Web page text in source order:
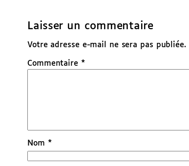
Laisser un commentaire
Votre adresse e-mail ne sera pas publiée.
Commentaire *
Nom *